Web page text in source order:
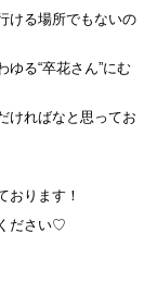
ける場所でもないの
る“卒花さん”にむ
ければなと思ってお
おります！
ださい♡